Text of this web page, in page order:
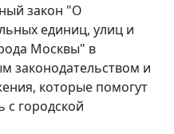
закон "О
единиц, улиц и
Москвы" в
законодательством и
которые помогут
с городской